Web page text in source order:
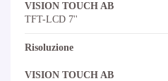
VISION TOUCH AB
TFT-LCD 7''
Risoluzione
VISION TOUCH AB